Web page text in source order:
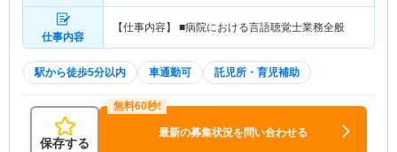
仕事内容
【仕事内容】 ■病院における言語聴覚士業務全般
駅から徒歩5分以内 車通勤可 託児所・育児補助
保存する
最新の募集状況を問い合わせる